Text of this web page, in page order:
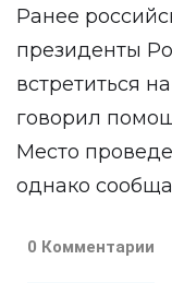
Ранее
президенты
встретиться
говорил
Место
однако
0 Комментарии